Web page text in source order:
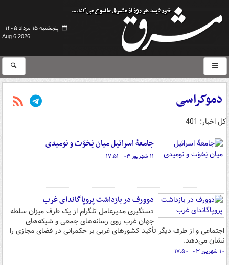
پنجشنبه ۱۵ مرداد ۱۴۰۵ -
Aug 6 2026
دموکراسی
کل اخبار: 401
جامعهٔ اسرائیل میان نِخوَت و نومیدی
۱۱ شهریور ۰۳ - ۱۷:۵۱
دوورف در بازداشت پروپاگاندای غرب
دستگیری مدیرعامل تلگرام از یک طرف میزان سلطه
جهان غرب روی رسانه‌های جمعی و شبکه‌های
اجتماعی و از طرف دیگر تأکید کشورهای غربی بر حکمرانی در فضای مجازی را
نشان می‌دهد.
۱۰ شهریور ۰۳ - ۱۷:۵۰